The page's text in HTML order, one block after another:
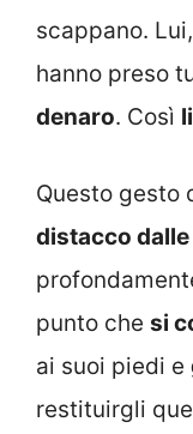
scappano.
hanno preso
denaro. Così
Questo gesto
distacco
punto che si
ai suoi piedi e
restituirgli